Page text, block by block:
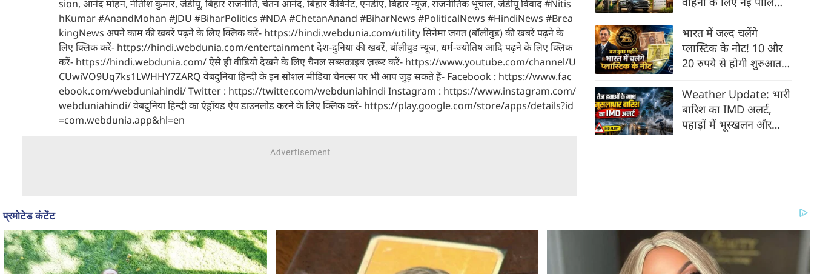
sion, आनंद मोहन, नीतीश कुमार, जेडीयू, बिहार राजनीति, चेतन आनंद, बिहार कैबिनेट, एनडीए, बिहार न्यूज, राजनीतिक भूचाल, जेडीयू विवाद #Nitis
hKumar #AnandMohan #JDU #BiharPolitics #NDA #ChetanAnand #BiharNews #PoliticalNews #HindiNews #Brea
kingNews अपने काम की खबरें पढ़ने के लिए क्लिक करें- https://hindi.webdunia.com/utility सिनेमा जगत (बॉलीवुड) की खबरें पढ़ने के
लिए क्लिक करें- https://hindi.webdunia.com/entertainment देश-दुनिया की खबरें, बॉलीवुड न्यूज, धर्म-ज्योतिष आदि पढ़ने के लिए क्लिक
करें- https://hindi.webdunia.com/ ऐसे ही वीडियो देखने के लिए चैनल सब्सक्राइब ज़रूर करें- https://www.youtube.com/channel/U
CUwiVO9Uq7ks1LWHHY7ZARQ वेबदुनिया हिन्दी के इन सोशल मीडिया चैनल्स पर भी आप जुड़ सकते हैं- Facebook : https://www.fac
ebook.com/webduniahindi/ Twitter : https://twitter.com/webduniahindi Instagram : https://www.instagram.com/
webduniahindi/ वेबदुनिया हिन्दी का एंड्रॉयड ऐप डाउनलोड करने के लिए क्लिक करें- https://play.google.com/store/apps/details?id
=com.webdunia.app&hl=en
भारत में जल्द चलेंगे
प्लास्टिक के नोट! 10 और
20 रुपये से होगी शुरुआत,
Weather Update: भारी
बारिश का IMD अलर्ट,
पहाड़ों में भूस्खलन और